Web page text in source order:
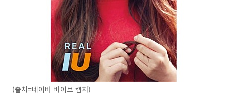
(출처=네이버 바이브 캡처)